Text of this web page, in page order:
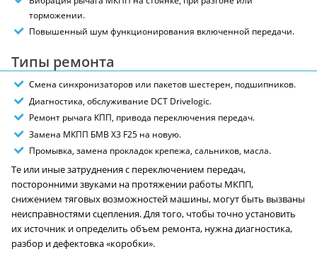
торможении.
Повышенный шум функционирования включенной передачи.
Типы ремонта
Смена синхронизаторов или пакетов шестерен, подшипников.
Диагностика, обслуживание DCT Drivelogic.
Ремонт рычага КПП, привода переключения передач.
Замена МКПП БМВ X3 F25 на новую.
Промывка, замена прокладок крепежа, сальников, масла.
Те или иные затруднения с переключением передач,
посторонними звуками на протяжении работы МКПП,
снижением тяговых возможностей машины, могут быть вызваны
неисправностями сцепления. Для того, чтобы точно установить
их источник и определить объем ремонта, нужна диагностика,
разбор и дефектовка «коробки».